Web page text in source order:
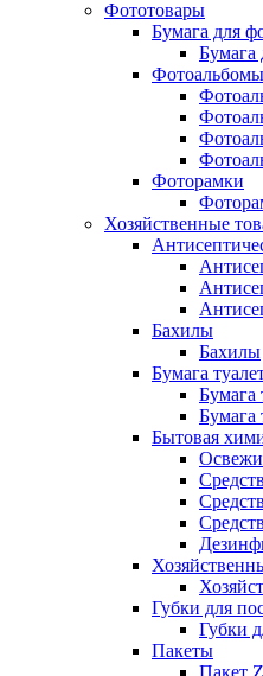
Фототовары
Бумага для
Бумага
Фотоальбомы
Фоторамки
Хозяйственные
Бахилы
Бахилы
Бумага
Бумага
Бумага
Бытовая
Губки для
Губки
Пакеты
Пакет